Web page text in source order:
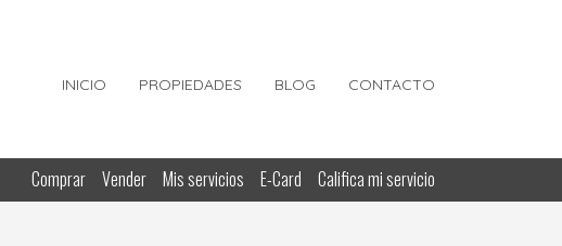
INICIO PROPIEDADES BLOG CONTACTO
Comprar Vender Mis servicios E-Card Califica mi servicio